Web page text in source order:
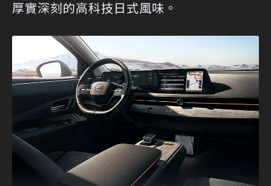
厚實深刻的高科技日式風味。